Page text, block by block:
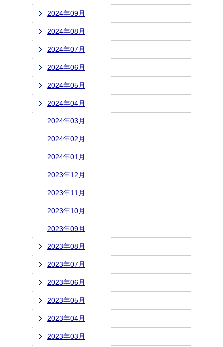
2024年09月
2024年08月
2024年07月
2024年06月
2024年05月
2024年04月
2024年03月
2024年02月
2024年01月
2023年12月
2023年11月
2023年10月
2023年09月
2023年08月
2023年07月
2023年06月
2023年05月
2023年04月
2023年03月